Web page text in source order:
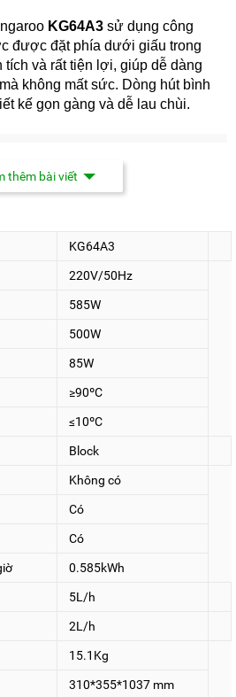
KG64A3 sử dụng công
được đặt phía dưới giấu trong
tích và rất tiện lợi, giúp dễ dàng
không mất sức. Dòng hút bình
kế gọn gàng và dễ lau chùi.
tông màu đen độc đáo của Cây
Thiết kế âm bình gọn gàng
giúp tô điểm cho không gian cho
3 chế độ nước
cấp 3 chế độ nước nóng lạnh
thêm bài viết
KG64A3
220V/50Hz
585W
500W
85W
≥90ºC
≤10ºC
Block
Không có
Có
Có
0.585kWh
5L/h
2L/h
15.1Kg
310*355*1037 mm